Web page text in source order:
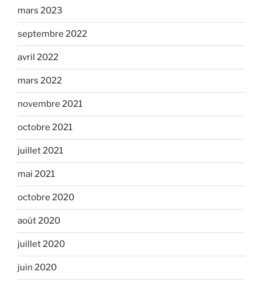
mars 2023
septembre 2022
avril 2022
mars 2022
novembre 2021
octobre 2021
juillet 2021
mai 2021
octobre 2020
août 2020
juillet 2020
juin 2020